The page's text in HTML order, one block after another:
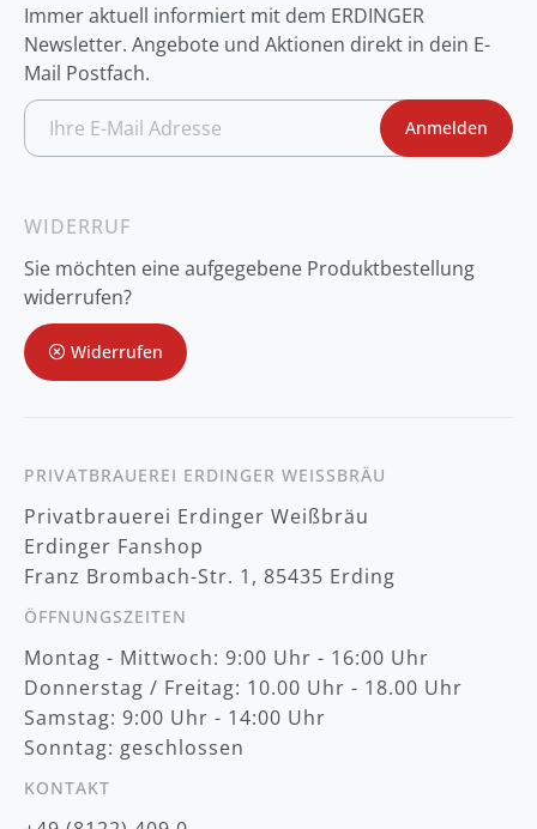
Immer aktuell informiert mit dem ERDINGER
Newsletter. Angebote und Aktionen direkt in dein E-
Mail Postfach.
A
m
u
g
z
u
m
N
e
t
e
r
:
Anmelden
WIDERRUF
Sie möchten eine aufgegebene Produktbestellung
widerrufen?
Widerrufen
PRIVATBRAUEREI ERDINGER WEISSBRÄU
Privatbrauerei Erdinger Weißbräu
Erdinger Fanshop
Franz Brombach-Str. 1, 85435 Erding
ÖFFNUNGSZEITEN
Montag - Mittwoch: 9:00 Uhr - 16:00 Uhr
Donnerstag / Freitag: 10.00 Uhr - 18.00 Uhr
Samstag: 9:00 Uhr - 14:00 Uhr
Sonntag: geschlossen
KONTAKT